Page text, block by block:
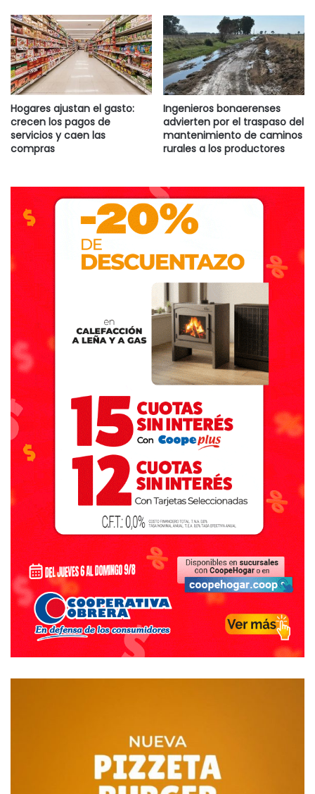
Hogares ajustan el gasto:
crecen los pagos de
servicios y caen las
compras
Ingenieros bonaerenses
advierten por el traspaso del
mantenimiento de caminos
rurales a los productores